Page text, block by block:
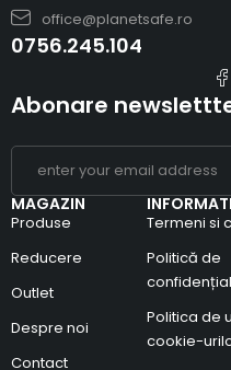
office@planetsafe.ro
0756.245.104
MAGAZIN
Produse
Reducere
Outlet
Despre noi
Contact
Termeni si
Politică de
Politica de
cookie-
Abonare